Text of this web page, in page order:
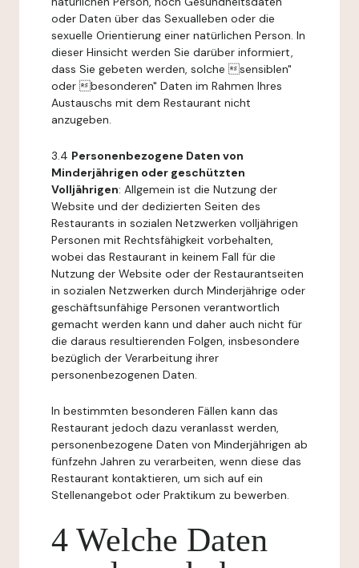
oder Daten über das Sexualleben oder die
sexuelle Orientierung einer natürlichen Person. In
dieser Hinsicht werden Sie darüber informiert,
dass Sie gebeten werden, solche sensiblen"
oder besonderen" Daten im Rahmen Ihres
Austauschs mit dem Restaurant nicht
anzugeben.
3.4 Personenbezogene Daten von
Minderjährigen oder geschützten
Volljährigen: Allgemein ist die Nutzung der
Website und der dedizierten Seiten des
Restaurants in sozialen Netzwerken volljährigen
Personen mit Rechtsfähigkeit vorbehalten,
wobei das Restaurant in keinem Fall für die
Nutzung der Website oder der Restaurantseiten
in sozialen Netzwerken durch Minderjährige oder
geschäftsunfähige Personen verantwortlich
gemacht werden kann und daher auch nicht für
die daraus resultierenden Folgen, insbesondere
bezüglich der Verarbeitung ihrer
personenbezogenen Daten.
In bestimmten besonderen Fällen kann das
Restaurant jedoch dazu veranlasst werden,
personenbezogene Daten von Minderjährigen ab
fünfzehn Jahren zu verarbeiten, wenn diese das
Restaurant kontaktieren, um sich auf ein
Stellenangebot oder Praktikum zu bewerben.
4 Welche Daten